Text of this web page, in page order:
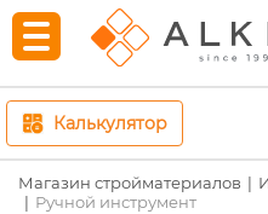
Калькулятор
Магазин стройматериалов
Ручной инструмент